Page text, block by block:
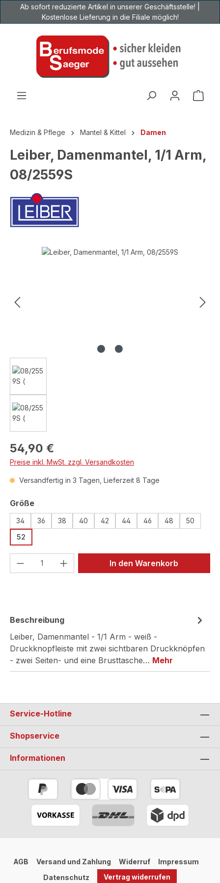
Zum Hauptinhalt springen
Ab sofort reduzierte Artikel in unserer Geschäftsstelle! |
Kostenlose Lieferung in die Filiale möglich!
Medizin & Pflege Mantel & Kittel Damen
Leiber, Damenmantel, 1/1 Arm,
08/2559S
Bildergalerie überspringen
Regulärer Preis:
54,90 €
Preise inkl. MwSt. zzgl. Versandkosten
Versandfertig in 3 Tagen, Lieferzeit 8 Tage
Größeauswählen
34 36 38 40 42 44 46 48
50
52
Produkt Anzahl: Gib denIn den Warenkorb
Beschreibung
Leiber, Damenmantel - 1/1 Arm - weiß -
Druckknopfleiste mit zwei sichtbaren Druckknöpfen
- zwei Seiten- und eine Brusttasche… Mehr
Service-Hotline
Shopservice
Informationen
AGB Versand und Zahlung Widerruf
Impressum
Datenschutz
Vertrag widerrufen